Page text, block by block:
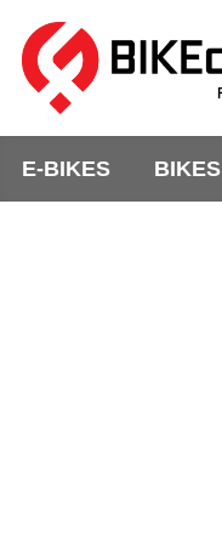
E-BIKES BIKES